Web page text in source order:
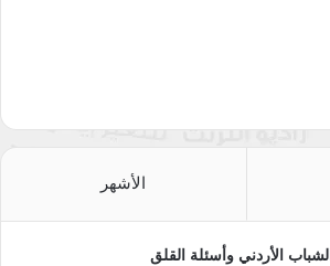
الأشهر
الشباب الأردني وأسئلة القلق